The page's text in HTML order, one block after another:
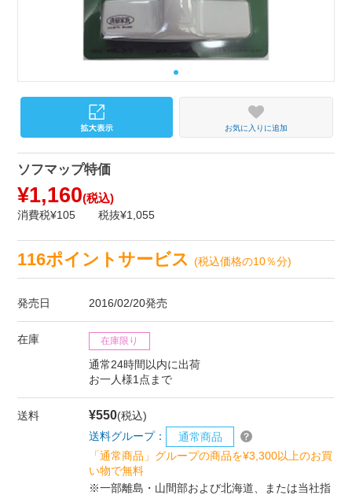
お気に入りに追加
ソフマップ特価
¥1,160(税込)
消費税¥105 税抜¥1,055
116ポイントサービス(税込価格の10％分)
発売日 2016/02/20発売
在庫 在庫限り
通常24時間以内に出荷
お一人様1点まで
送料 ¥550(税込)
送料グループ：
通常商品
「通常商品」グループの商品を¥3,300以上のお買
い物で無料
※一部離島・山間部および北海道、または当社指